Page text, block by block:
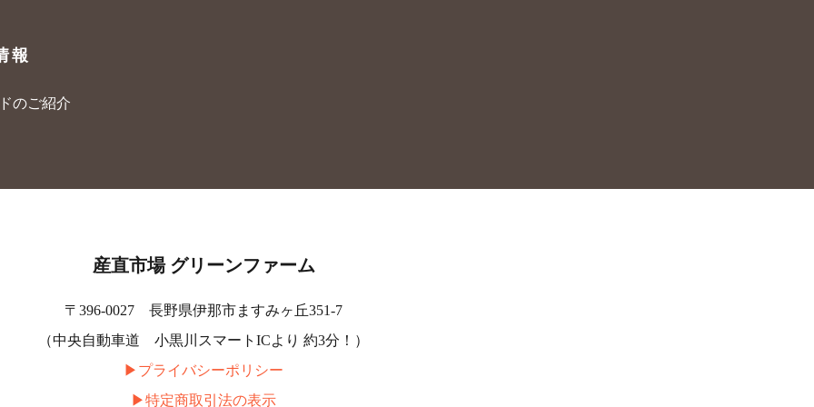
報
のご紹介
産直市場 グリーンファーム
〒396-0027 長野県伊那市ますみヶ丘351-7
（中央自動車道 小黒川スマートICより 約3分！）
▶︎プライバシーポリシー
▶︎特定商取引法の表示